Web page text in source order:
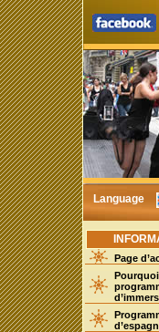
Language
Page